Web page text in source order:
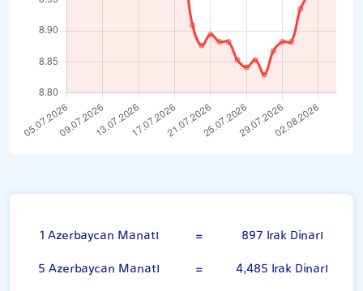
1 Azerbaycan Manatı =
897 Irak Dinarı
5 Azerbaycan Manatı
=
4,485 Irak Dinarı